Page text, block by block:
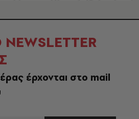
έρχονται στο mail